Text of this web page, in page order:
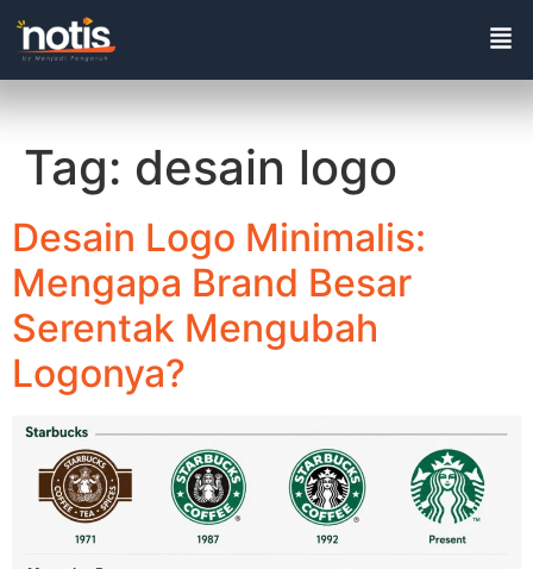
Tag: desain logo
Desain Logo Minimalis:
Mengapa Brand Besar
Serentak Mengubah
Logonya?